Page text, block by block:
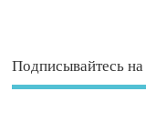
Подписывайтесь на